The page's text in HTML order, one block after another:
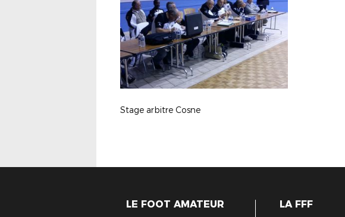
Stage arbitre Cosne
LE FOOT AMATEUR LA FFF